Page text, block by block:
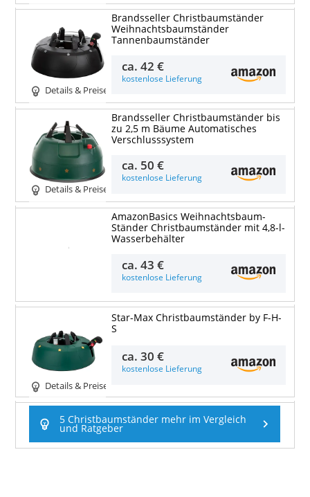
Details & Preise
Brandsseller Christbaumständer
Weihnachtsbaumständer
Tannenbaumständer
ca.42 €
kostenlose Lieferung
Details & Preise
Brandsseller Christbaumständer bis
zu 2,5 m Bäume Automatisches
Verschlusssystem
ca. 50 €
kostenlose Lieferung
AmazonBasics Weihnachtsbaum-
Ständer Christbaumständer mit 4,8-l-
Wasserbehälter
ca.43 €
kostenlose Lieferung
Details & Preise
Star-Max Christbaumständer by F-H-
S
ca.30 €
kostenlose Lieferung
5 Christbaumständer mehr im Vergleich
und Ratgeber